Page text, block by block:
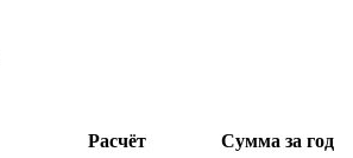
Расчёт
Сумма за год